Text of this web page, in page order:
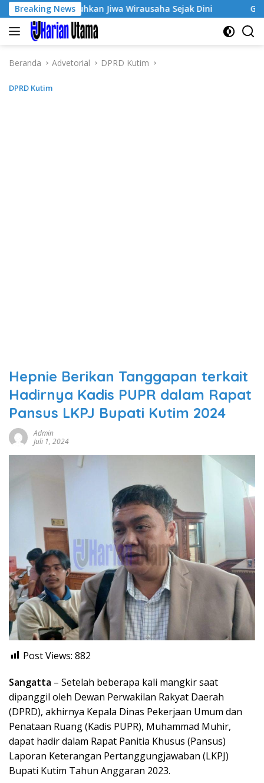
Langsung
ke
konten
Breaking NewsJiwa Wirausaha Sejak Dini GratisPol
Beranda Advetorial DPRD Kutim
DPRD Kutim
Hepnie Berikan Tanggapan terkait
Hadirnya Kadis PUPR dalam Rapat
Pansus LKPJ Bupati Kutim 2024
Admin
Juli 1, 2024
Post Views: 882
Sangatta – Setelah beberapa kali mangkir saat
dipanggil oleh Dewan Perwakilan Rakyat Daerah
(DPRD), akhirnya Kepala Dinas Pekerjaan Umum dan
Penataan Ruang (Kadis PUPR), Muhammad Muhir,
dapat hadir dalam Rapat Panitia Khusus (Pansus)
Laporan Keterangan Pertanggungjawaban (LKPJ)
Bupati Kutim Tahun Anggaran 2023.